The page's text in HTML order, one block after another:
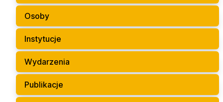
Osoby
Instytucje
Wydarzenia
Publikacje